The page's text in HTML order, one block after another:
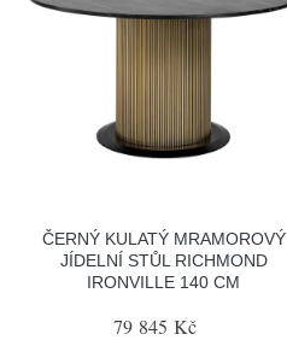
ČERNÝ KULATÝ MRAMOROVÝ
JÍDELNÍ STŮL RICHMOND
IRONVILLE 140 CM
79 845 Kč